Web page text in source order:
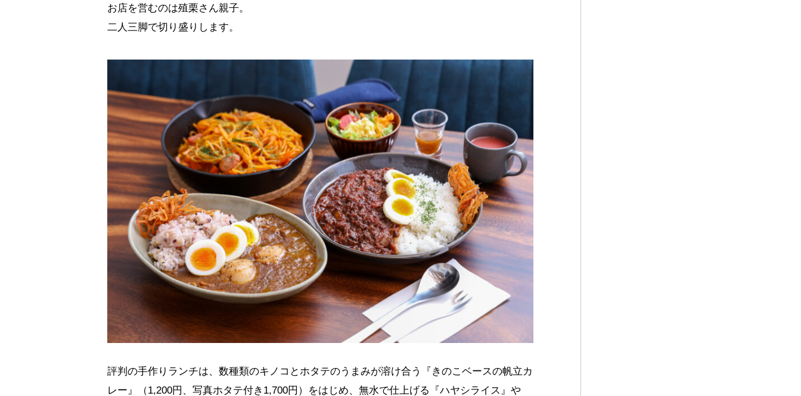
お店を営むのは殖栗さん親子。
二人三脚で切り盛りします。
評判の手作りランチは、数種類のキノコとホタテのうまみが溶け合う『きのこベースの帆立カ
レー』（1,200円、写真ホタテ付き1,700円）をはじめ、無水で仕上げる『ハヤシライス』や